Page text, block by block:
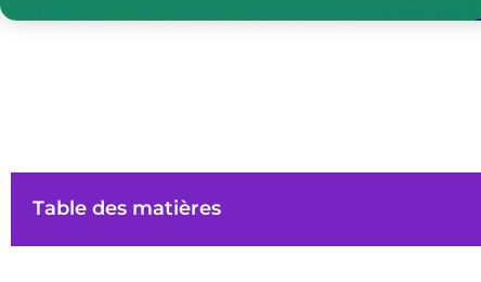
Table des matières